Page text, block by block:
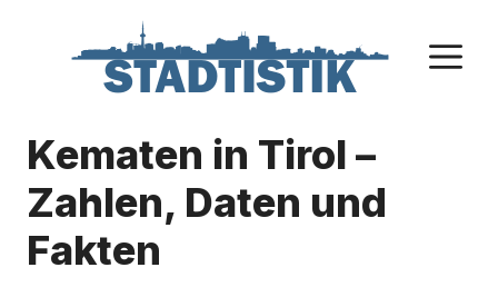
Kematen in Tirol –
Zahlen, Daten und
Fakten